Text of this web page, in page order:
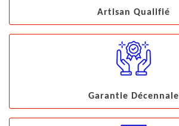
Artisan Qualifié
Garantie Décennale